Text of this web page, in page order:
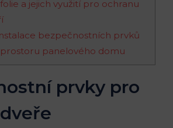
a jejich využití pro ochranu
bezpečnostních prvků
panelového domu
prvky pro